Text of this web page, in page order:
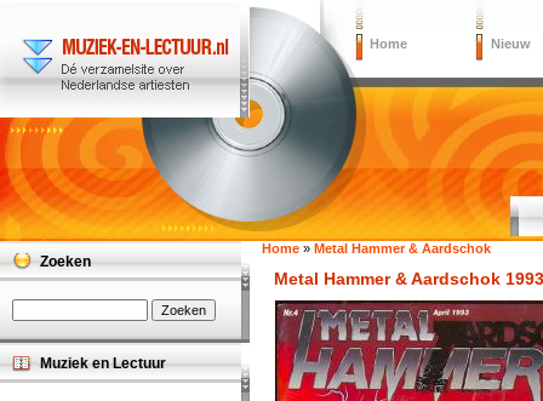
Home Nieuw
Home » Metal Hammer & Aardschok
Metal Hammer & Aardschok
Zoeken
Muziek en Lectuur